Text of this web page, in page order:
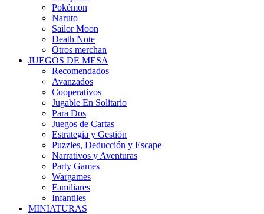
Pokémon
Naruto
Sailor Moon
Death Note
Otros merchan
JUEGOS DE MESA
Recomendados
Avanzados
Cooperativos
Jugable En Solitario
Para Dos
Juegos de Cartas
Estrategia y Gestión
Puzzles, Deducción y Escape
Narrativos y Aventuras
Party Games
Wargames
Familiares
Infantiles
MINIATURAS